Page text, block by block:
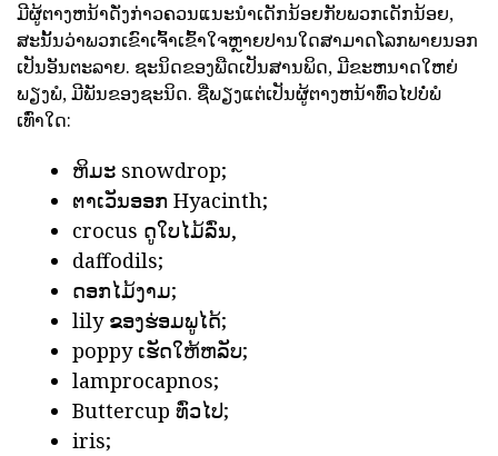
ມີຜູ້ຕາງຫນ້າດັ່ງກ່າວຄວນແນະນໍາເດັກນ້ອຍກັບພວກເດັກນ້ອຍ,
ສະນັ້ນວ່າພວກເຂົາເຈົ້າເຂົ້າໃຈຫຼາຍປານໃດສາມາດໂລກພາຍນອກ
ເປັນອັນຕະລາຍ. ຊະນິດຂອງພືດເປັນສານພິດ, ມີຂະຫນາດໃຫຍ່
ພຽງພໍ, ມີພັນຂອງຊະນິດ. ຊື່ພຽງແຕ່ເປັນຜູ້ຕາງຫນ້າທົ່ວໄປບໍ່ພໍ
ເທົ່າໃດ:
ຫິມະ snowdrop;
ຕາເວັນອອກ Hyacinth;
crocus ດູໃບໄມ້ລົ່ນ,
daffodils;
ດອກໄມ້ງາມ;
lily ຂອງຮ່ອມພູໄດ້;
poppy ເຮັດໃຫ້ຫລັບ;
lamprocapnos;
Buttercup ທົ່ວໄປ;
iris;